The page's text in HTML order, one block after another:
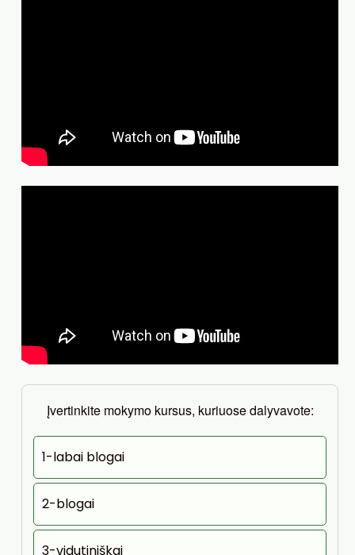
Įvertinkite mokymo kursus, kuriuose dalyvavote:
1-labai blogai
2-blogai
3-vidutiniškai